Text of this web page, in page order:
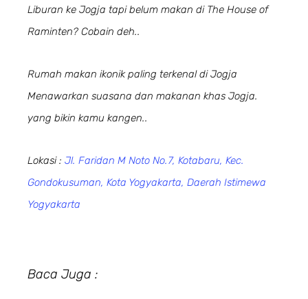
Liburan ke Jogja tapi belum makan di The House of
Raminten? Cobain deh..
Rumah makan ikonik paling terkenal di Jogja
Menawarkan suasana dan makanan khas Jogja.
yang bikin kamu kangen..
Lokasi : Jl. Faridan M Noto No.7, Kotabaru, Kec.
Gondokusuman, Kota Yogyakarta, Daerah Istimewa
Yogyakarta
Baca Juga :